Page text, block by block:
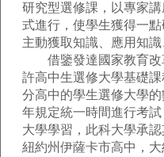
研究型選修課，以專家
式進行，使學生獲得一
主動獲取知識、應用知識
借鑒發達國家教育改
許高中生選修大學基礎
分高中的學生選修大學
年規定統一時間進行考
大學學習，此科大學承
紐約州伊薩卡市高中，